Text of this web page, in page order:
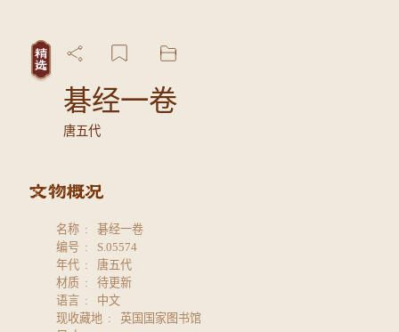
碁经一卷
唐五代
名称
碁经一卷
编号
S.05574
年代
唐五代
材质
待更新
语言
中文
现收藏地
英国国家图书馆